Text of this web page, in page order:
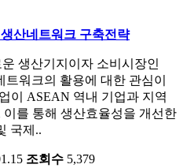
산네트워크 구축전략
생산기지이자 소비시장인
워크의 활용에 대한 관심이
이 ASEAN 역내 기업과 지역
를 통해 생산효율성을 개선한
국제..
조회수 5,379